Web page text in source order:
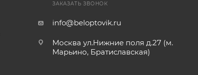
ЗАКАЗАТЬ ЗВОНОК
info@beloptovik.ru
Москва ул.Нижние поля д.27 (м.
Марьино, Братиславская)